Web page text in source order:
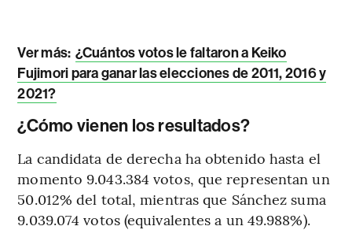
Ver más: ¿Cuántos votos le faltaron a Keiko
Fujimori para ganar las elecciones de 2011, 2016 y
2021?
¿Cómo vienen los resultados?
La candidata de derecha ha obtenido hasta el
momento 9.043.384 votos, que representan un
50.012% del total, mientras que Sánchez suma
9.039.074 votos (equivalentes a un 49.988%).